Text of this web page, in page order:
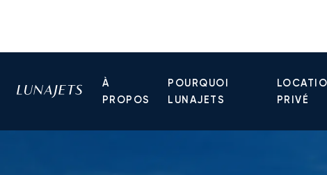
À
PROPOS
POURQUOI
LUNAJETS
PRIVÉ